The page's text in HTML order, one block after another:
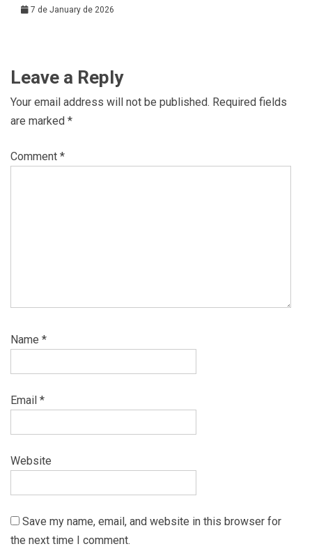
7 de January de 2026
Leave a Reply
Your email address will not be published. Required fields
are marked *
Comment *
Name *
Email *
Website
Save my name, email, and website in this browser for
the next time I comment.